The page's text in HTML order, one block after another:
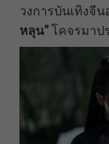
วงการบันเทิงจีน
หลุน”โคจรมาป